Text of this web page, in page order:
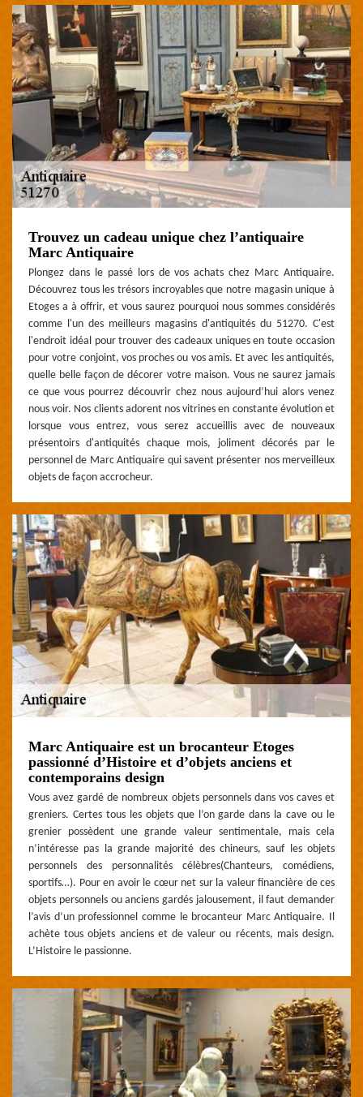
Trouvez un cadeau unique chez l’antiquaire
Marc Antiquaire
Plongez dans le passé lors de vos achats chez Marc Antiquaire.
Découvrez tous les trésors incroyables que notre magasin unique à
Etoges a à offrir, et vous saurez pourquoi nous sommes considérés
comme l'un des meilleurs magasins d'antiquités du 51270. C'est
l'endroit idéal pour trouver des cadeaux uniques en toute occasion
pour votre conjoint, vos proches ou vos amis. Et avec les antiquités,
quelle belle façon de décorer votre maison. Vous ne saurez jamais
ce que vous pourrez découvrir chez nous aujourd’hui alors venez
nous voir. Nos clients adorent nos vitrines en constante évolution et
lorsque vous entrez, vous serez accueillis avec de nouveaux
présentoirs d'antiquités chaque mois, joliment décorés par le
personnel de Marc Antiquaire qui savent présenter nos merveilleux
objets de façon accrocheur.
Marc Antiquaire est un brocanteur Etoges
passionné d’Histoire et d’objets anciens et
contemporains design
Vous avez gardé de nombreux objets personnels dans vos caves et
greniers. Certes tous les objets que l’on garde dans la cave ou le
grenier possèdent une grande valeur sentimentale, mais cela
n’intéresse pas la grande majorité des chineurs, sauf les objets
personnels des personnalités célèbres(Chanteurs, comédiens,
sportifs…). Pour en avoir le cœur net sur la valeur financière de ces
objets personnels ou anciens gardés jalousement, il faut demander
l’avis d’un professionnel comme le brocanteur Marc Antiquaire. Il
achète tous objets anciens et de valeur ou récents, mais design.
L’Histoire le passionne.